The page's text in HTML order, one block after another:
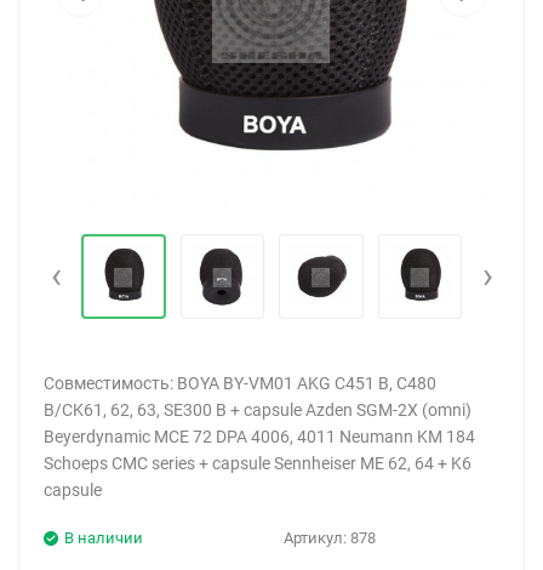
‹ ›
Совместимость: BOYA BY-VM01 AKG C451 B, C480
B/CK61, 62, 63, SE300 B + capsule Azden SGM-2X (omni)
Beyerdynamic MCE 72 DPA 4006, 4011 Neumann KM 184
Schoeps CMC series + capsule Sennheiser ME 62, 64 + K6
capsule
Артикул: 878
В наличии